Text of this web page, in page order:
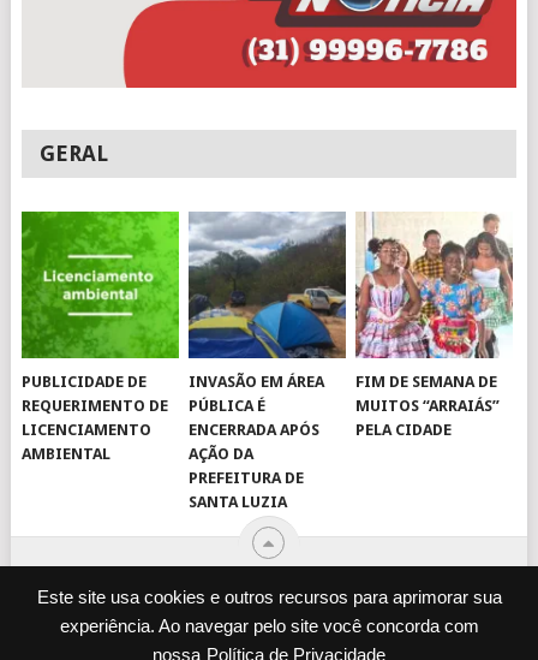
Este site usa cookies e outros recursos para aprimorar sua
experiência. Ao navegar pelo site você concorda com
nossa Política de Privacidade
GERAL
PUBLICIDADE DE
REQUERIMENTO DE
LICENCIAMENTO
AMBIENTAL
INVASÃO EM ÁREA
PÚBLICA É
ENCERRADA APÓS
AÇÃO DA
PREFEITURA DE
SANTA LUZIA
FIM DE SEMANA DE
MUITOS “ARRAIÁS”
PELA CIDADE